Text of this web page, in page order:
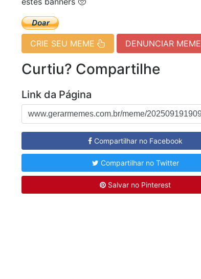
CRIE SEU MEME DENUNCIAR MEME
Curtiu? Compartilhe
Link da Página
Compartilhar no Facebook
Compartilhar no Twitter
Salvar no Pinterest